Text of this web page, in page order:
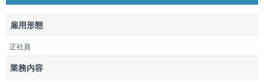
雇用形態
正社員
業務内容